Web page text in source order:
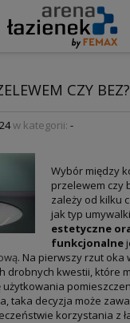
CZY BEZ?
w kategorii: -
Wybór między
przelewem czy
zależy od kilku
jak typ umywalki,
estetyczne
funkcjonalne
. Na pierwszy rzut oka
drobnych kwestii, które
użytkowania
taka decyzja może
korzystania z